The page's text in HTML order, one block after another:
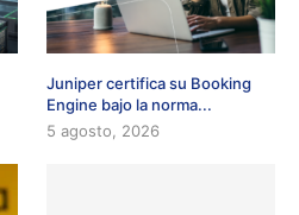
Juniper certifica su Booking
Engine bajo la norma...
5 agosto, 2026